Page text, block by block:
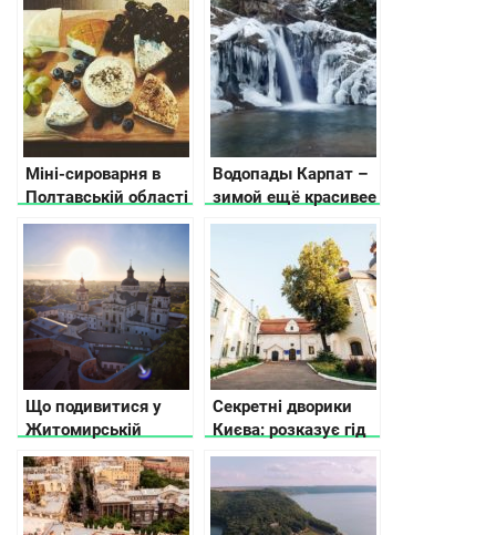
замку
Міні-сироварня в
Полтавській області
з авторськими та
еко-продуктами
Водопады Карпат –
зимой ещё красивее
Що подивитися у
Житомирській
області
Секретні дворики
Києва: розказує гід